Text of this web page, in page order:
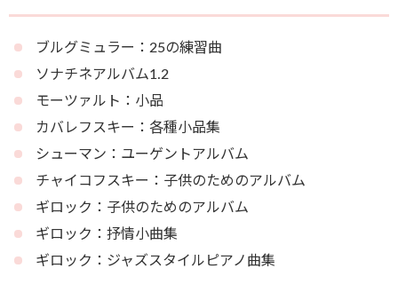
ブルグミュラー：25の練習曲
ソナチネアルバム1.2
モーツァルト：小品
カバレフスキー：各種小品集
シューマン：ユーゲントアルバム
チャイコフスキー：子供のためのアルバム
ギロック：子供のためのアルバム
ギロック：抒情小曲集
ギロック：ジャズスタイルピアノ曲集